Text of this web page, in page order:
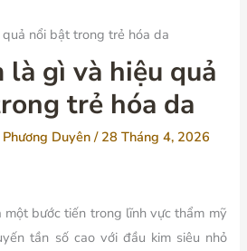
nổi bật trong trẻ hóa da
là gì và hiệu quả
trẻ hóa da
Phương Duyên/ 28 Tháng 4, 2026
một bước tiến trong lĩnh vực thẩm mỹ
tần số cao với đầu kim siêu nhỏ